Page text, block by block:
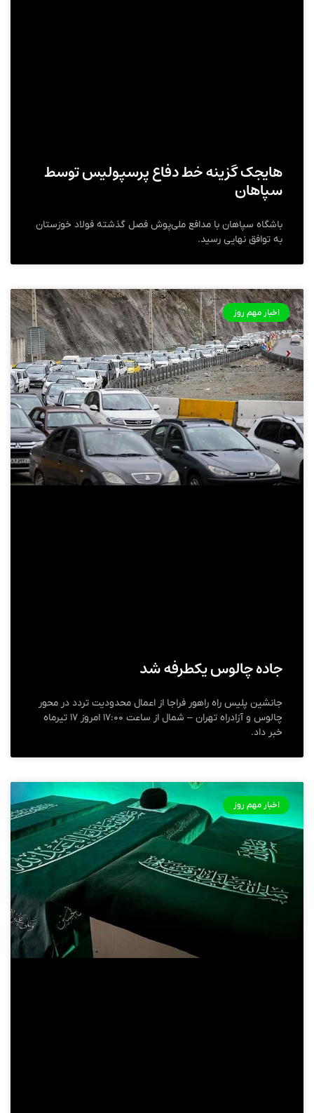
هایجک گزینه خط دفاع پرسپولیس توسط
سپاهان
باشگاه سپاهان با مدافع ملی‌پوش فصل گذشته فولاد خوزستان
به توافق نهایی رسید.
اخبار مهم روز
جاده چالوس یکطرفه شد
جانشین پلیس راه راهور فراجا از اعمال محدودیت تردد در محور
چالوس و آزادراه تهران – شمال از ساعت ۱۷:۰۰ امروز ۱۷ تیرماه
خبر داد.
اخبار مهم روز